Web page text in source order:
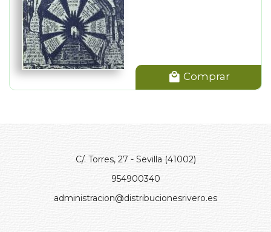
Comprar
C/. Torres, 27 - Sevilla (41002)
954900340
administracion@distribucionesrivero.es